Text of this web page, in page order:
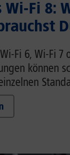
Fi 8:
Fi 6, Wi-Fi
können